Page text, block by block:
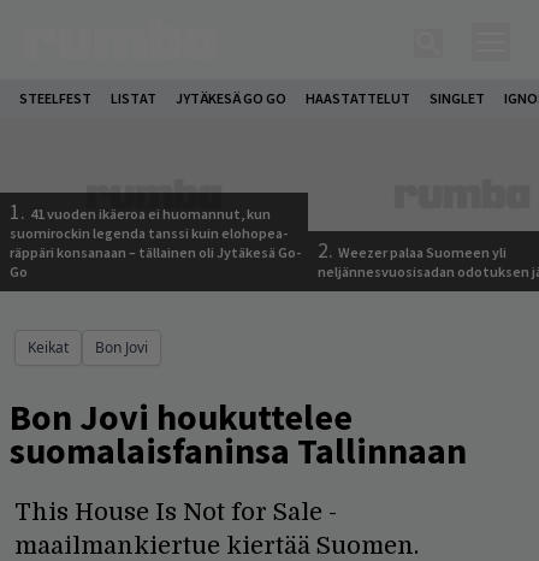
STEELFEST LISTAT JYTÄKESÄ GO GO HAASTATTELUT SINGLET
1. 41 vuoden ikäeroa ei huomannut, kun
suomirockin legenda tanssi kuin elohopea-
räppäri konsanaan – tällainen oli Jytäkesä Go-
Go
2. Weezer palaa Suomeen yli
neljännesvuosisadan odotuksen
Keikat Bon Jovi
Bon Jovi houkuttelee
suomalaisfaninsa Tallinnaan
This House Is Not for Sale -
maailmankiertue kiertää Suomen.